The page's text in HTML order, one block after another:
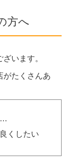
もあります
術家が対応し
ください。
方へ
います。
がたくさんあ
…
くしたい